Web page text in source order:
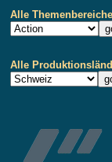
Alle Themenbereiche
Alle